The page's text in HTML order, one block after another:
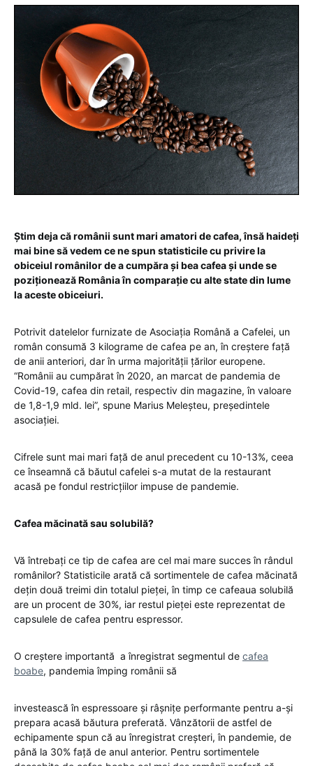
Știm deja că românii sunt mari amatori de cafea, însă haideți
mai bine să vedem ce ne spun statisticile cu privire la
obiceiul românilor de a cumpăra și bea cafea și unde se
poziționează România în comparație cu alte state din lume
la aceste obiceiuri.
Potrivit datelelor furnizate de Asociaţia Română a Cafelei, un
român consumă 3 kilograme de cafea pe an, în creştere faţă
de anii anteriori, dar în urma majorităţii ţărilor europene.
“Românii au cumpărat în 2020, an marcat de pandemia de
Covid-19, cafea din retail, respectiv din magazine, în valoare
de 1,8-1,9 mld. lei”, spune Marius Meleşteu, preşedintele
asociației.
Cifrele sunt mai mari față de anul precedent cu 10-13%, ceea
ce înseamnă că băutul cafelei s-a mutat de la restaurant
acasă pe fondul restricțiilor impuse de pandemie.
Cafea măcinată sau solubilă?
Vă întrebați ce tip de cafea are cel mai mare succes în rândul
românilor? Statisticile arată că sortimentele de cafea măcinată
dețin două treimi din totalul pieței, în timp ce cafeaua solubilă
are un procent de 30%, iar restul pieței este reprezentat de
capsulele de cafea pentru espressor.
O creștere importantă a înregistrat segmentul de cafea
boabe, pandemia împing românii să
investească în espressoare și râșnițe performante pentru a-și
prepara acasă băutura preferată. Vânzătorii de astfel de
echipamente spun că au înregistrat creșteri, în pandemie, de
până la 30% față de anul anterior. Pentru sortimentele